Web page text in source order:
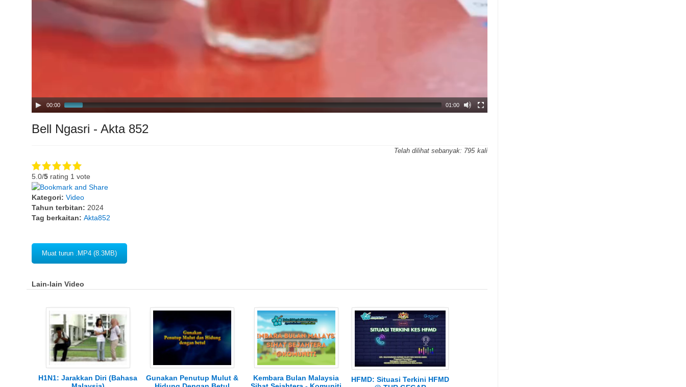
00:00 01:00
Bell Ngasri - Akta 852
Telah dilihat sebanyak: 795
5.0/5 rating 1 vote
Kategori: Video
Tahun terbitan: 2024
Tag berkaitan: Akta852
Muat turun .MP4 (8.3MB)
Lain-lain Video
H1N1: Jarakkan Diri (Bahasa
Gunakan Penutup Mulut &
Kembara Bulan Malaysia
HFMD: Situasi Terkini HFMD